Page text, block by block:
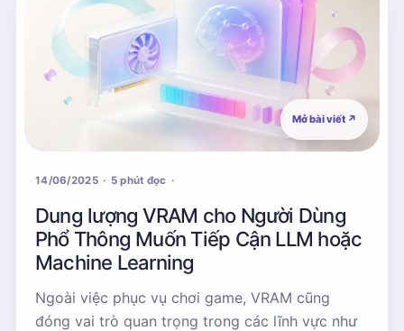
Mở bài viết ↗
14/06/2025 5 phút đọc
Dung lượng VRAM cho Người Dùng
Phổ Thông Muốn Tiếp Cận LLM hoặc
Machine Learning
Ngoài việc phục vụ chơi game, VRAM cũng
đóng vai trò quan trọng trong các lĩnh vực như